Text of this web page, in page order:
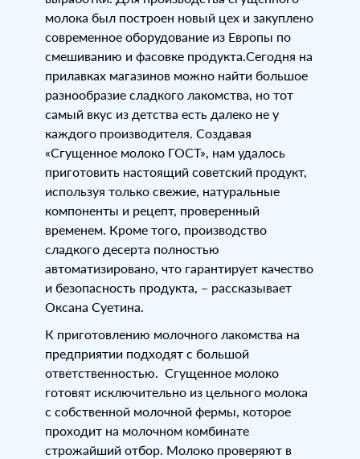
молока был построен новый цех и закуплено
современное оборудование из Европы по
смешиванию и фасовке продукта.Сегодня на
прилавках магазинов можно найти большое
разнообразие сладкого лакомства, но тот
самый вкус из детства есть далеко не у
каждого производителя. Создавая
«Сгущенное молоко ГОСТ», нам удалось
приготовить настоящий советский продукт,
используя только свежие, натуральные
компоненты и рецепт, проверенный
временем. Кроме того, производство
сладкого десерта полностью
автоматизировано, что гарантирует качество
и безопасность продукта, – рассказывает
Оксана Суетина.
К приготовлению молочного лакомства на
предприятии подходят с большой
ответственностью. Сгущенное молоко
готовят исключительно из цельного молока
с собственной молочной фермы, которое
проходит на молочном комбинате
строжайший отбор. Молоко проверяют в